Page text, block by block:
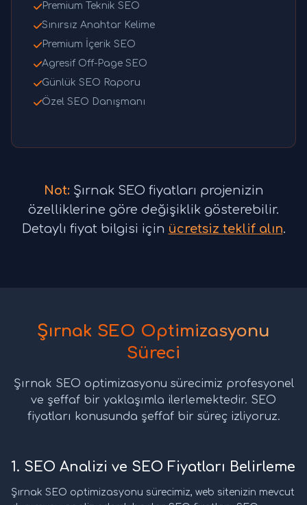
Premium Teknik SEO
Sınırsız Anahtar Kelime
Premium İçerik SEO
Agresif Off-Page SEO
Günlük SEO Raporu
Özel SEO Danışmanı
Not:Şırnak SEO fiyatları projenizin
özelliklerine göre değişiklik gösterebilir.
Detaylı fiyat bilgisi için ücretsiz teklif alın.
Şırnak SEO Optimizasyonu
Süreci
Şırnak SEO optimizasyonu sürecimiz profesyonel
ve şeffaf bir yaklaşımla ilerlemektedir. SEO
fiyatları konusunda şeffaf bir süreç izliyoruz.
1. SEO Analizi ve SEO Fiyatları Belirleme
Şırnak SEO optimizasyonu sürecimiz, web sitenizin mevcut